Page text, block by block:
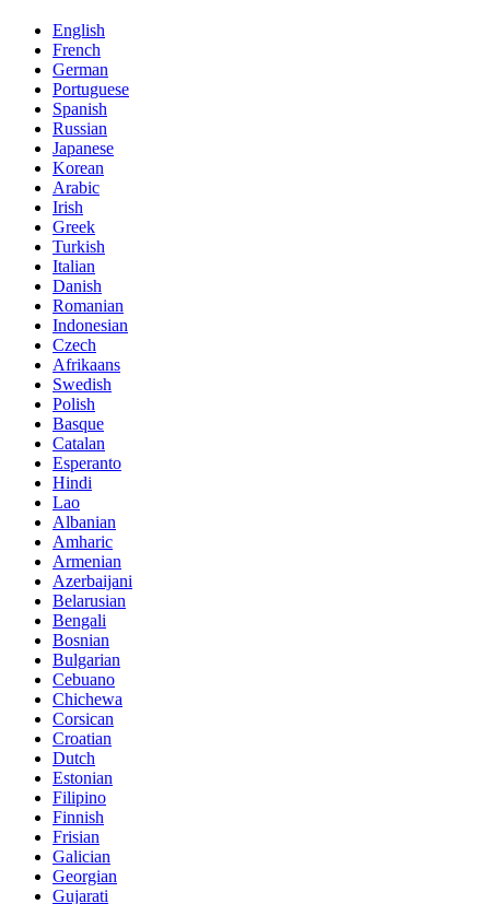
English
French
German
Portuguese
Spanish
Russian
Japanese
Korean
Arabic
Irish
Greek
Turkish
Italian
Danish
Romanian
Indonesian
Czech
Afrikaans
Swedish
Polish
Basque
Catalan
Esperanto
Hindi
Lao
Albanian
Amharic
Armenian
Azerbaijani
Belarusian
Bengali
Bosnian
Bulgarian
Cebuano
Chichewa
Corsican
Croatian
Dutch
Estonian
Filipino
Finnish
Frisian
Galician
Georgian
Gujarati